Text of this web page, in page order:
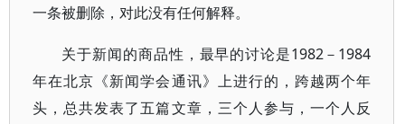
一条被删除，对此没有任何解释。
关于新闻的商品性，最早的讨论是1982－1984
年在北京《新闻学会通讯》上进行的，跨越两个年
头，总共发表了五篇文章，三个人参与，一个人反